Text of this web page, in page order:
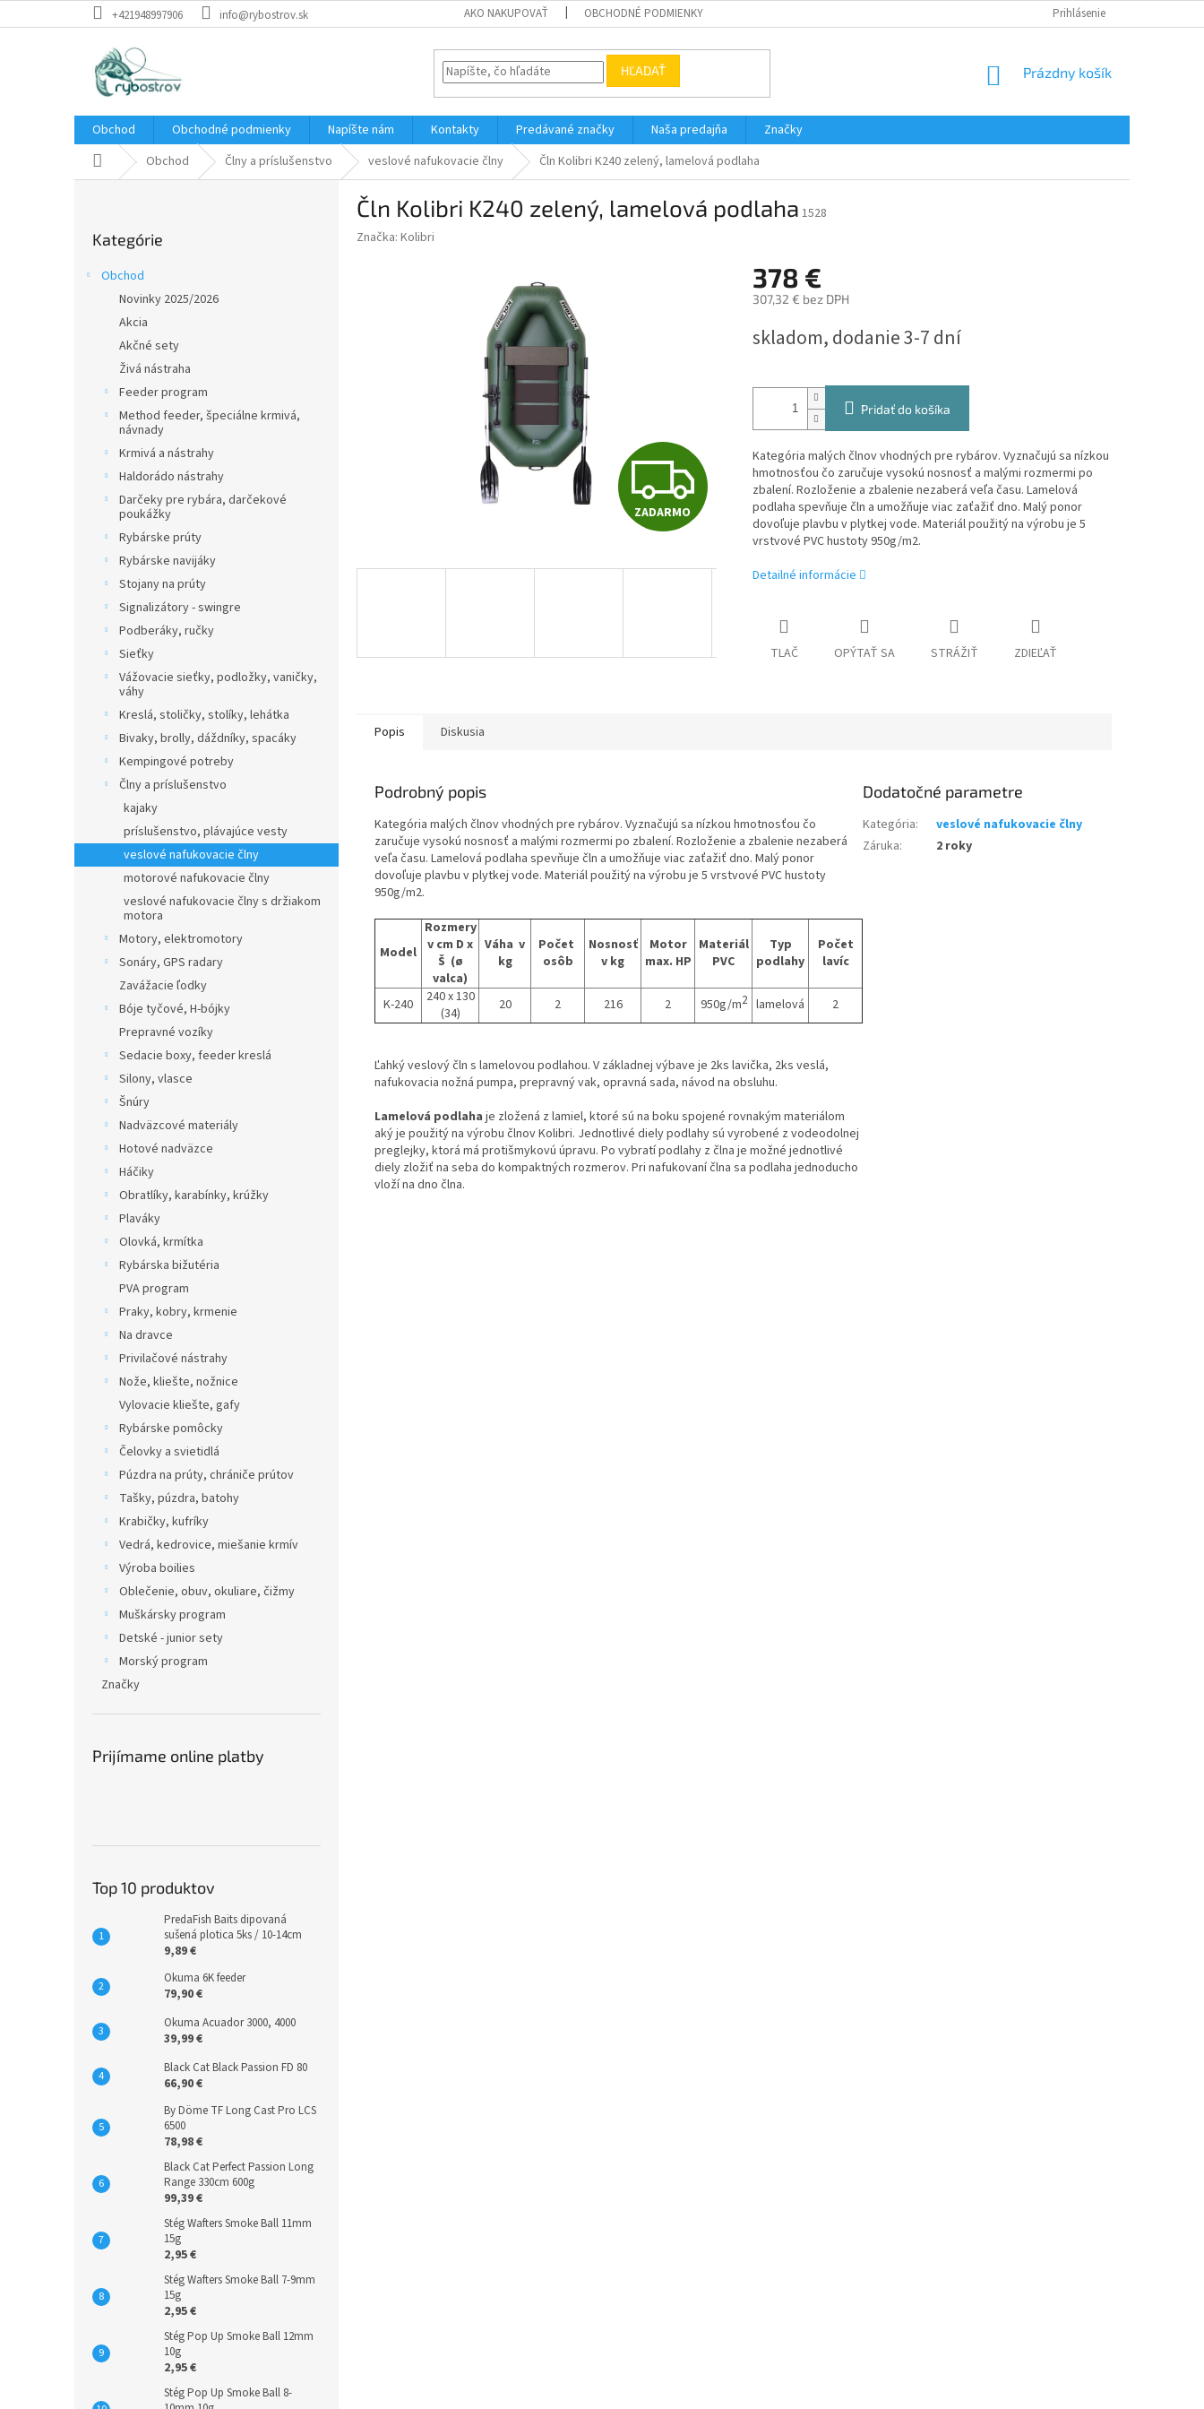
na
+421948997906 info@rybostrov.sk AKO NAKUPOVAŤ OBCHODNÉ PODMIENKY Prihlásenie
HĽADAŤ
NÁKUPNÝ
Prázdny košík
Obchod Obchodné podmienky Napíšte nám Kontakty Predávané značky Naša predajňa
Značky
Domov Obchod Člny a príslušenstvo veslové nafukovacie člny Čln Kolibri K240 zelený, lamelová podlaha
kategórie
Kategórie
Obchod
Novinky 2025/2026
Akcia
Akčné sety
Živá nástraha
Feeder program
Method feeder, špeciálne krmivá,
návnady
Krmivá a nástrahy
Haldorádo nástrahy
Darčeky pre rybára, darčekové
poukážky
Rybárske prúty
Rybárske navijáky
Stojany na prúty
Signalizátory - swingre
Podberáky, ručky
Sieťky
Vážovacie sieťky, podložky, vaničky,
váhy
Kreslá, stoličky, stolíky, lehátka
Bivaky, brolly, dáždníky, spacáky
Kempingové potreby
Člny a príslušenstvo
kajaky
príslušenstvo, plávajúce vesty
veslové nafukovacie člny
motorové nafukovacie člny
veslové nafukovacie člny s držiakom
motora
Motory, elektromotory
Sonáry, GPS radary
Zavážacie ľodky
Bóje tyčové, H-bójky
Prepravné vozíky
Sedacie boxy, feeder kreslá
Silony, vlasce
Šnúry
Nadväzcové materiály
Hotové nadväzce
Háčiky
Obratlíky, karabínky, krúžky
Plaváky
Olovká, krmítka
Rybárska bižutéria
PVA program
Praky, kobry, krmenie
Na dravce
Privilačové nástrahy
Nože, kliešte, nožnice
Vylovacie kliešte, gafy
Rybárske pomôcky
Čelovky a svietidlá
Púzdra na prúty, chrániče prútov
Tašky, púzdra, batohy
Krabičky, kufríky
Vedrá, kedrovice, miešanie krmív
Výroba boilies
Oblečenie, obuv, okuliare, čižmy
Muškársky program
Detské - junior sety
Morský program
Značky
Prijímame online platby
Top 10 produktov
PredaFish Baits dipovaná
sušená plotica 5ks / 10-14cm
9,89 €
Okuma 6K feeder
79,90 €
Okuma Acuador 3000, 4000
39,99 €
Black Cat Black Passion FD 80
66,90 €
By Döme TF Long Cast Pro LCS
6500
78,98 €
Black Cat Perfect Passion Long
Range 330cm 600g
99,39 €
Stég Wafters Smoke Ball 11mm
15g
2,95 €
Stég Wafters Smoke Ball 7-9mm
15g
2,95 €
Stég Pop Up Smoke Ball 12mm
10g
2,95 €
Stég Pop Up Smoke Ball 8-
Čln Kolibri K240 zelený, lamelová podlaha 1528
Značka: Kolibri
Z
A
A
O
ZADARMO
378 €
307,32 € bez DPH
cena:
skladom, dodanie 3-7 dní
Pridať do košíka
Kategória malých člnov vhodných pre rybárov. Vyznačujú sa nízkou
hmotnosťou čo zaručuje vysokú nosnosť a malými rozmermi po
zbalení. Rozloženie a zbalenie nezaberá veľa času. Lamelová
podlaha spevňuje čln a umožňuje viac zaťažiť dno. Malý ponor
dovoľuje plavbu v plytkej vode. Materiál použitý na výrobu je 5
vrstvové PVC hustoty 950g/m2.
Detailné informácie
TLAČ OPÝTAŤ SA STRÁŽIŤ ZDIEĽAŤ
Popis Diskusia
Podrobný popis
Kategória malých člnov vhodných pre rybárov. Vyznačujú sa nízkou hmotnosťou čo
zaručuje vysokú nosnosť a malými rozmermi po zbalení. Rozloženie a zbalenie nezaberá
veľa času. Lamelová podlaha spevňuje čln a umožňuje viac zaťažiť dno. Malý ponor
dovoľuje plavbu v plytkej vode. Materiál použitý na výrobu je 5 vrstvové PVC hustoty
950g/m2.
Model
Rozmery
v cm D x
Š (ø
valca)
Váha v
kg
Počet
osôb
Nosnosť
v kg
Motor
max. HP
Materiál
PVC
Typ
podlahy
Počet
lavíc
K-240
240 x 130
(34)
20 2 216 2 950g/m2 lamelová 2
Ľahký veslový čln s lamelovou podlahou. V základnej výbave je 2ks lavička, 2ks veslá,
nafukovacia nožná pumpa, prepravný vak, opravná sada, návod na obsluhu.
Lamelová podlaha je zložená z lamiel, ktoré sú na boku spojené rovnakým materiálom
aký je použitý na výrobu člnov Kolibri. Jednotlivé diely podlahy sú vyrobené z vodeodolnej
preglejky, ktorá má protišmykovú úpravu. Po vybratí podlahy z člna je možné jednotlivé
diely zložiť na seba do kompaktných rozmerov. Pri nafukovaní člna sa podlaha jednoducho
vloží na dno člna.
Dodatočné parametre
Kategória:
veslové nafukovacie člny
Záruka: 2 roky